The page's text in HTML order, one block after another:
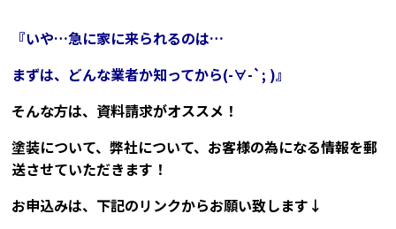
『いや…急に家に来られるのは…
まずは、どんな業者か知ってから(-∀-`; )』
そんな方は、資料請求がオススメ！
塗装について、弊社について、お客様の為になる情報を郵
送させていただきます！
お申込みは、下記のリンクからお願い致します↓